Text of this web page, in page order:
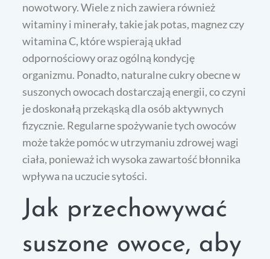
nowotwory. Wiele z nich zawiera również
witaminy i minerały, takie jak potas, magnez czy
witamina C, które wspierają układ
odpornościowy oraz ogólną kondycję
organizmu. Ponadto, naturalne cukry obecne w
suszonych owocach dostarczają energii, co czyni
je doskonałą przekąską dla osób aktywnych
fizycznie. Regularne spożywanie tych owoców
może także pomóc w utrzymaniu zdrowej wagi
ciała, ponieważ ich wysoka zawartość błonnika
wpływa na uczucie sytości.
Jak przechowywać
suszone owoce, aby